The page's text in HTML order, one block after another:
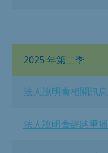
2025 年第二季
法人說明會相關訊息
法人說明會網路重播